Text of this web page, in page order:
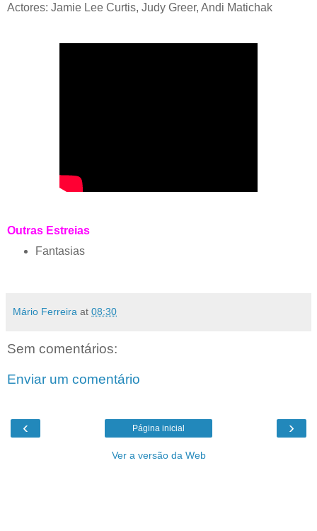
Actores: Jamie Lee Curtis, Judy Greer, Andi Matichak
Outras Estreias
Fantasias
Mário Ferreira at 08:30
Sem comentários:
Enviar um comentário
‹ ›
Página inicial
Ver a versão da Web